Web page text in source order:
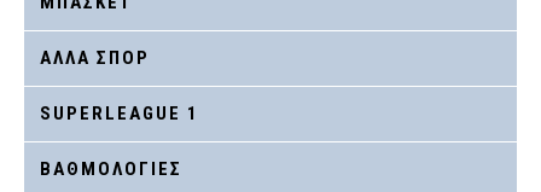
ΑΛΛΑ ΣΠΟΡ
SUPERLEAGUE 1
ΒΑΘΜΟΛΟΓΙΕΣ